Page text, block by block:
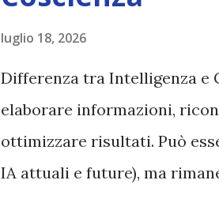
luglio 18, 2026
Differenza tra Intelligenza e
elaborare informazioni,
ottimizzare risultati. Può
IA attuali e future), ma